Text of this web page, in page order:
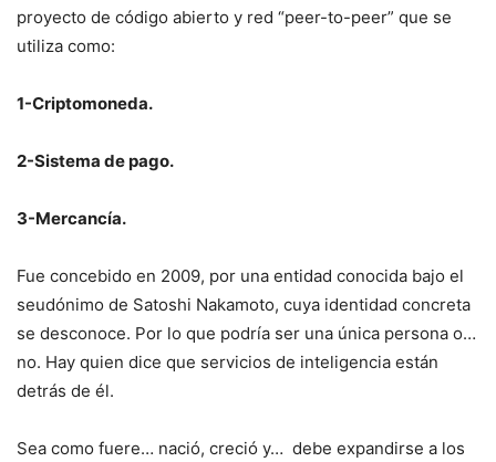
proyecto de código abierto y red “peer-to-peer” que se
utiliza como:
1-Criptomoneda.
2-Sistema de pago​.
3-Mercancía. ​​
Fue concebido en 2009, ​por una entidad conocida bajo el
seudónimo de Satoshi Nakamoto, cuya identidad concreta
se desconoce. Por lo que podría ser una única persona o…
no. Hay quien dice que servicios de inteligencia están
detrás de él.
Sea como fuere… nació, creció y… debe expandirse a los